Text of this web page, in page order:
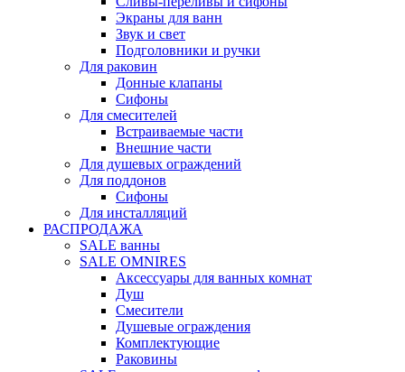
Экраны для ванн
Звук и свет
Подголовники и ручки
Для раковин
Донные клапаны
Сифоны
Для смесителей
Встраиваемые части
Внешние части
Для душевых ограждений
Для поддонов
Сифоны
Для инсталляций
РАСПРОДАЖА
SALE ванны
SALE OMNIRES
Аксессуары для ванных комнат
Душ
Смесители
Душевые ограждения
Комплектующие
Раковины